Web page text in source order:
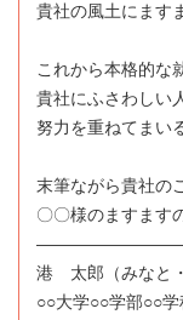
貴社の風土にます
これから本格的な
貴社にふさわしい
努力を重ねてまい
末筆ながら貴社の
〇〇様のますます
港 太郎（みなと・
○○大学○○学部○○